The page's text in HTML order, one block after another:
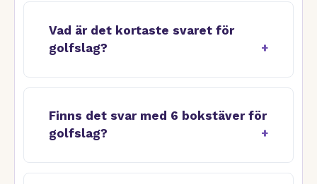
Vad är det kortaste svaret för
golfslag?
Finns det svar med 6 bokstäver för
golfslag?